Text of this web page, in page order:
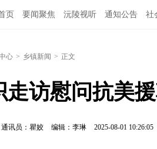
页 要闻聚焦 沅陵视听 通知公告 社
心 > 乡镇新闻 > 正文
走访慰问抗美
讯员：瞿姣 编辑：李琳 2025-08-01 10:26:05